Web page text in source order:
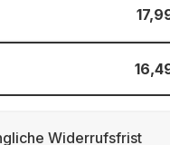
Widerrufsfrist